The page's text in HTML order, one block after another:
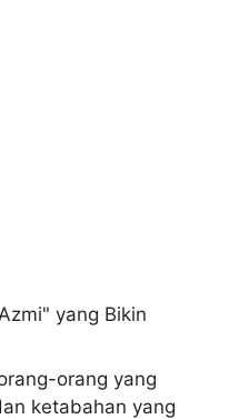
orang yang
ketabahan yang